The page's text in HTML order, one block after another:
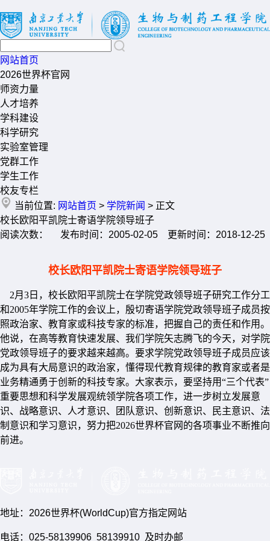
网站首页
2026世界杯官网
师资力量
人才培养
学科建设
科学研究
实验室管理
党群工作
学生工作
校友专栏
当前位置: 网站首页 > 学院新闻 > 正文
校长欧阳平凯院士寄语学院领导班子
阅读次数： 发布时间：2005-02-05 更新时间：2018-12-25
校长欧阳平凯院士寄语学院领导班子
2月3日，校长欧阳平凯院士在学院党政领导班子研究工作分工
和2005年学院工作的会议上，殷切寄语学院党政领导班子成员按
照政治家、教育家或科技专家的标准，把握自己的责任和作用。
他说，在高等教育快速发展、我们学院矢志腾飞的今天，对学院
党政领导班子的要求越来越高。要求学院党政领导班子成员应该
成为具有大局意识的政治家，懂得现代教育规律的教育家或者是
业务精通勇于创新的科技专家。大家表示，要坚持用“三个代表”
重要思想和科学发展观统领学院各项工作，进一步树立发展意
识、战略意识、人才意识、团队意识、创新意识、民主意识、法
制意识和学习意识，努力把2026世界杯官网的各项事业不断推向
前进。
地址：2026世界杯(WorldCup)官方指定网站
电话：025-58139906 58139910 及时办邮